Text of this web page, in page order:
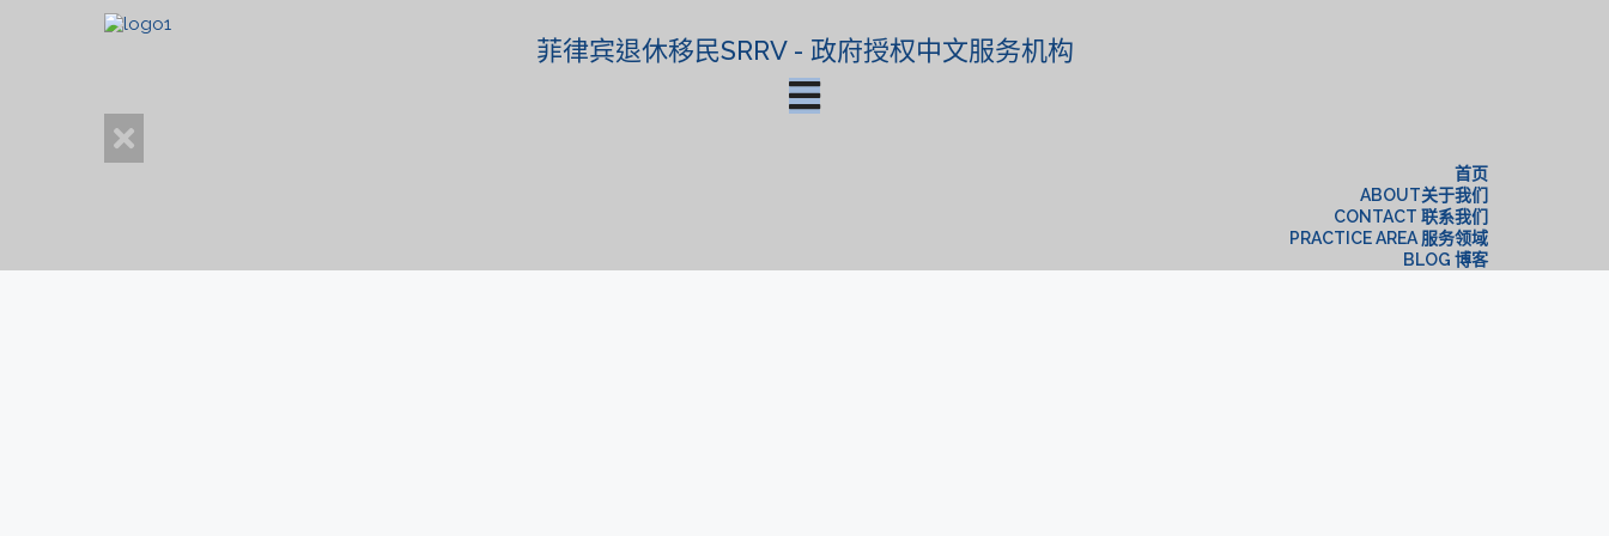
菲律宾退休移民SRRV - 政府授权中文服务机构
首页
ABOUT关于我们
CONTACT 联系我们
PRACTICE AREA 服务领域
BLOG 博客